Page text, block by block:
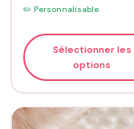
✏️ Personnalisable
Sélectionner les
options